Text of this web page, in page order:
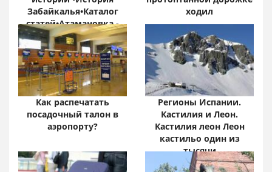
Забайкалья•Каталог
статей•Атамановка -
Онлайн•
Забайкальский край:
цифры и факты
ходил
Как распечатать
посадочный талон в
аэропорту?
Регионы Испании.
Кастилия и Леон.
Кастилия леон Леон
кастильо один из
тысячи